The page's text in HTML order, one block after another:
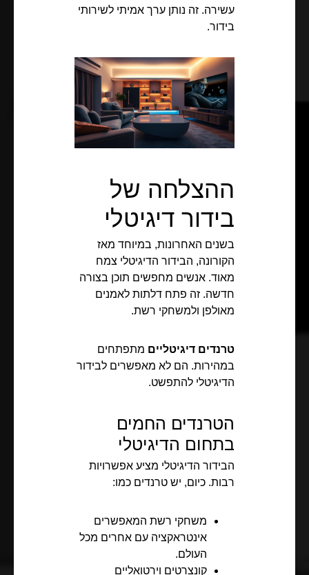
עשירה. זה נותן ערך אמיתי לשירותי
בידור.
ההצלחה של
בידור דיגיטלי
בשנים האחרונות, במיוחד מאז
הקורונה, הבידור הדיגיטלי צמח
מאוד. אנשים מחפשים תוכן בצורה
חדשה. זה פתח דלתות לאמנים
מאולפן ולמשחקי רשת.
טרנדים דיגיטליים מתפתחים
במהירות. הם לא מאפשרים לבידור
הדיגיטלי להתפשט.
הטרנדים החמים
בתחום הדיגיטלי
הבידור הדיגיטלי מציע אפשרויות
רבות. כיום, יש טרנדים כמו:
משחקי רשת המאפשרים
אינטראקציה עם אחרים מכל
העולם.
קונצרטים וירטואליים